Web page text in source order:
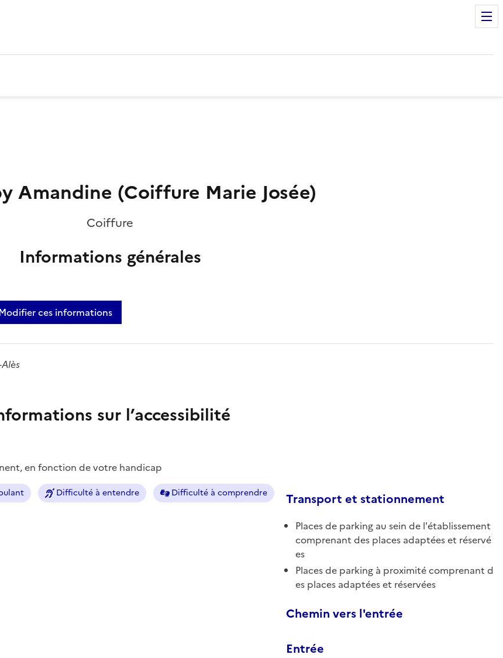
Amandine (Coiffure Marie Josée)
Coiffure
Informations générales
ces informations
sur l’accessibilité
en fonction de votre handicap
Difficulté à entendre Difficulté à comprendre Transport et stationnement
Places de parking au sein de l'établissement
comprenant des places adaptées et réservé
es
Places de parking à proximité comprenant d
es places adaptées et réservées
Chemin vers l'entrée
Entrée